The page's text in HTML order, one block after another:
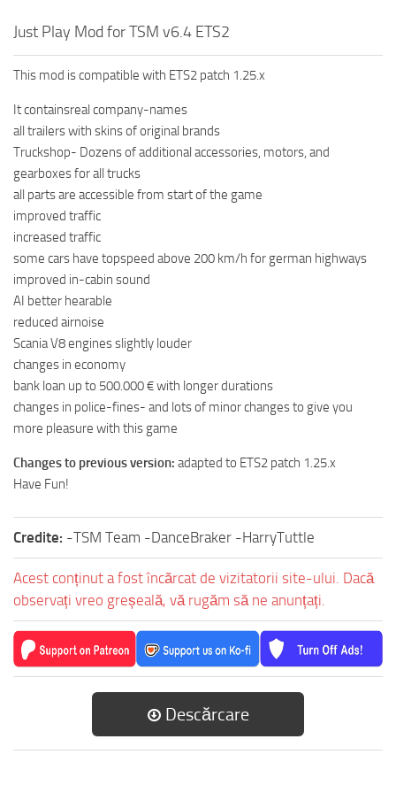
Just Play Mod for TSM v6.4 ETS2
This mod is compatible with ETS2 patch 1.25.x
It containsreal company-names
all trailers with skins of original brands
Truckshop- Dozens of additional accessories, motors, and
gearboxes for all trucks
all parts are accessible from start of the game
improved traffic
increased traffic
some cars have topspeed above 200 km/h for german highways
improved in-cabin sound
AI better hearable
reduced airnoise
Scania V8 engines slightly louder
changes in economy
bank loan up to 500.000 € with longer durations
changes in police-fines- and lots of minor changes to give you
more pleasure with this game
Changes to previous version: adapted to ETS2 patch 1.25.x
Have Fun!
Credite: -TSM Team -DanceBraker -HarryTuttle
Acest conținut a fost încărcat de vizitatorii site-ului. Dacă
observați vreo greșeală, vă rugăm să ne anunțați.
Descărcare